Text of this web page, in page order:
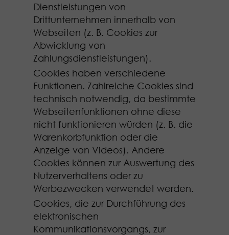
Dienstleistungen von
Drittunternehmen innerhalb von
Webseiten (z. B. Cookies zur
Abwicklung von
Zahlungsdienstleistungen).
Cookies haben verschiedene
Funktionen. Zahlreiche Cookies sind
technisch notwendig, da bestimmte
Webseitenfunktionen ohne diese
nicht funktionieren würden (z. B. die
Warenkorbfunktion oder die
Anzeige von Videos). Andere
Cookies können zur Auswertung des
Nutzerverhaltens oder zu
Werbezwecken verwendet werden.
Cookies, die zur Durchführung des
elektronischen
Kommunikationsvorgangs, zur